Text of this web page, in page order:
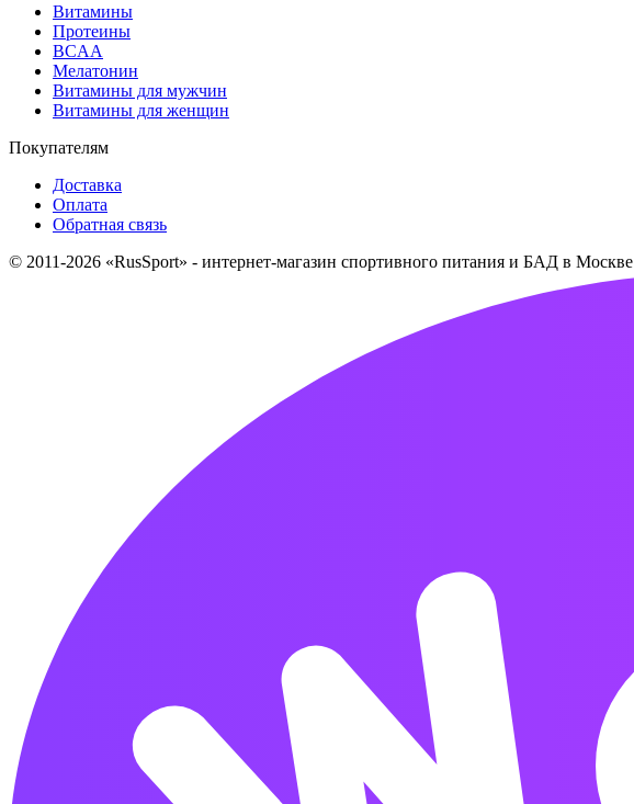
Витамины
Протеины
BCAA
Мелатонин
Витамины для мужчин
Витамины для женщин
Покупателям
Доставка
Оплата
Обратная связь
© 2011-2026 «RusSport» - интернет-магазин спортивного питания и БАД в Москве